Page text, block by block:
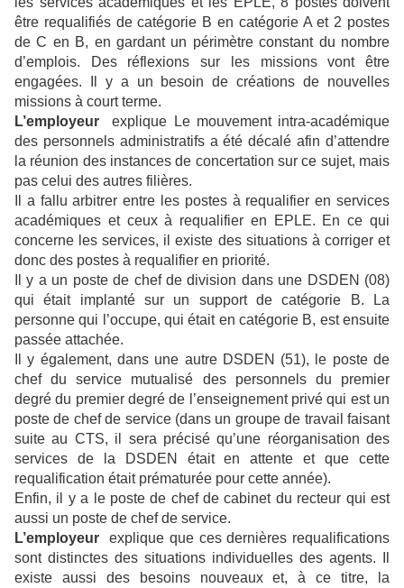
être requalifiés de catégorie B en catégorie A et 2 postes
de C en B, en gardant un périmètre constant du nombre
d’emplois. Des réflexions sur les missions vont être
engagées. Il y a un besoin de créations de nouvelles
missions à court terme.
L’employeur explique Le mouvement intra-académique
des personnels administratifs a été décalé afin d’attendre
la réunion des instances de concertation sur ce sujet, mais
pas celui des autres filières.
Il a fallu arbitrer entre les postes à requalifier en services
académiques et ceux à requalifier en EPLE. En ce qui
concerne les services, il existe des situations à corriger et
donc des postes à requalifier en priorité.
Il y a un poste de chef de division dans une DSDEN (08)
qui était implanté sur un support de catégorie B. La
personne qui l’occupe, qui était en catégorie B, est ensuite
passée attachée.
Il y également, dans une autre DSDEN (51), le poste de
chef du service mutualisé des personnels du premier
degré du premier degré de l’enseignement privé qui est un
poste de chef de service (dans un groupe de travail faisant
suite au CTS, il sera précisé qu’une réorganisation des
services de la DSDEN était en attente et que cette
requalification était prématurée pour cette année).
Enfin, il y a le poste de chef de cabinet du recteur qui est
aussi un poste de chef de service.
L’employeur explique que ces dernières requalifications
sont distinctes des situations individuelles des agents. Il
existe aussi des besoins nouveaux et, à ce titre, la